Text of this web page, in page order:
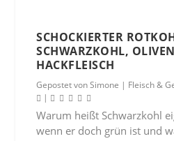
SCHOCKIERTER
SCHWARZKOHL,
HACKFLEISCH
Gepostet vonSimone | Fleisch &
|
Warum heißt Schwarzkohl
wenn er doch grün ist und